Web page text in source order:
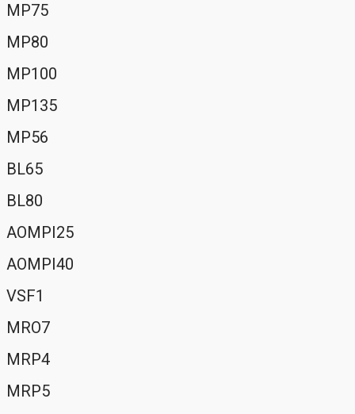
MP75
MP80
MP100
MP135
MP56
BL65
BL80
AOMPI25
AOMPI40
VSF1
MRO7
MRP4
MRP5